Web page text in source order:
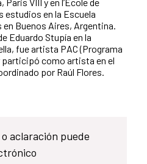
estudios en la Escuela
Buenos Aires, Argentina.
Eduardo Stupía en la
fue artista PAC (Programa
participó como artista en el
por Raúl Flores.
aclaración puede